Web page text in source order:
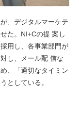
、デジタルマーケテ
た。NI+Cの提 案し
用し、各事業部門が
し、メール配 信な
、「適切なタイミン
としている。